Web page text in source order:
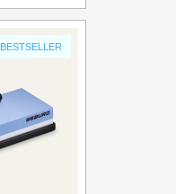
BESTSELLER